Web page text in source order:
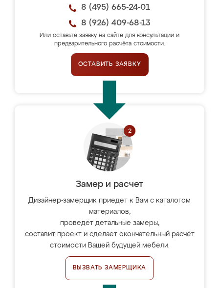
8 (495) 665-24-01
8 (926) 409-68-13
Или оставьте заявку на сайте для консультации и
предварительного расчёта стоимости.
ОСТАВИТЬ ЗАЯВКУ
Замер и расчет
Дизайнер-замерщик приедет к Вам с каталогом
материалов,
проведёт детальные замеры,
составит проект и сделает окончательный расчёт
стоимости Вашей будущей мебели.
ВЫЗВАТЬ ЗАМЕРЩИКА